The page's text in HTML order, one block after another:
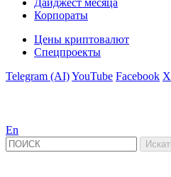
Дайджест месяца
Корпораты
Цены криптовалют
Спецпроекты
Telegram (AI)YouTube Facebook X
En